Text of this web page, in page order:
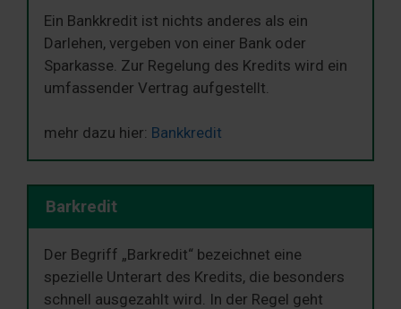
Ein Bankkredit ist nichts anderes als ein
Darlehen, vergeben von einer Bank oder
Sparkasse. Zur Regelung des Kredits wird ein
umfassender Vertrag aufgestellt.
mehr dazu hier: Bankkredit
Barkredit
Der Begriff „Barkredit“ bezeichnet eine
spezielle Unterart des Kredits, die besonders
schnell ausgezahlt wird. In der Regel geht